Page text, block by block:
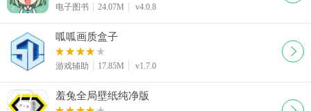
电子图书 24.07M v4.0.8
呱呱画质盒子
游戏辅助 17.85M v1.7.0
羞兔全局壁纸纯净版